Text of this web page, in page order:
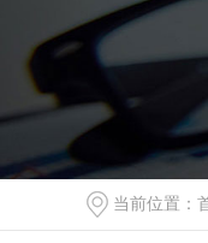
当前位置：